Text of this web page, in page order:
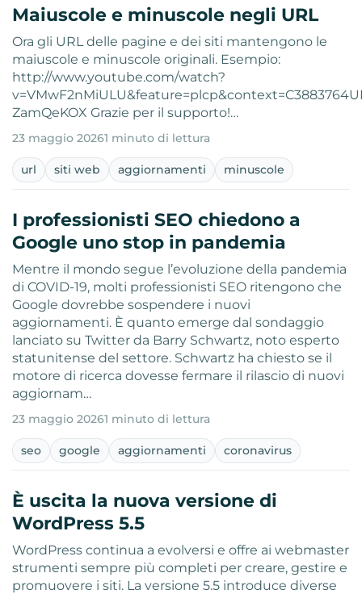
Maiuscole e minuscole negli URL
Ora gli URL delle pagine e dei siti mantengono le
maiuscole e minuscole originali. Esempio:
http://www.youtube.com/watch?
ZamQeKOX Grazie per il supporto!…
23 maggio 20261 minuto di lettura
url siti web aggiornamenti minuscole
I professionisti SEO chiedono a
Google uno stop in pandemia
Mentre il mondo segue l’evoluzione della pandemia
di COVID-19, molti professionisti SEO ritengono che
Google dovrebbe sospendere i nuovi
aggiornamenti. È quanto emerge dal sondaggio
lanciato su Twitter da Barry Schwartz, noto esperto
statunitense del settore. Schwartz ha chiesto se il
motore di ricerca dovesse fermare il rilascio di nuovi
aggiornam…
23 maggio 20261 minuto di lettura
seo google aggiornamenti coronavirus
È uscita la nuova versione di
WordPress 5.5
WordPress continua a evolversi e offre ai webmaster
strumenti sempre più completi per creare, gestire e
promuovere i siti. La versione 5.5 introduce diverse